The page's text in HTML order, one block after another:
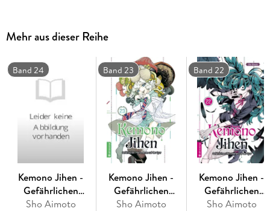
Mehr aus dieser Reihe
Band 24
Kemono Jihen -
Gefährlichen
Phänomenen auf
Sho Aimoto
Band 23
Kemono Jihen -
Gefährlichen
Phänomenen auf
Sho Aimoto
Band 22
Kemono Jihen -
Gefährlichen
Phänomenen auf
Sho Aimoto